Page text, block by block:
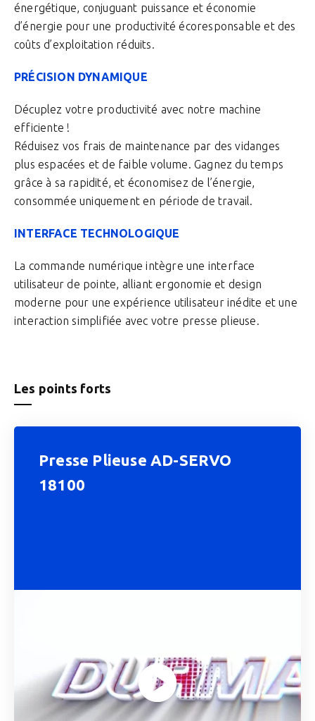
énergétique, conjuguant puissance et économie
d’énergie pour une productivité écoresponsable et des
coûts d’exploitation réduits.
PRÉCISION DYNAMIQUE
Décuplez votre productivité avec notre machine
efficiente !
Réduisez vos frais de maintenance par des vidanges
plus espacées et de faible volume. Gagnez du temps
grâce à sa rapidité, et économisez de l’énergie,
consommée uniquement en période de travail.
INTERFACE TECHNOLOGIQUE
La commande numérique intègre une interface
utilisateur de pointe, alliant ergonomie et design
moderne pour une expérience utilisateur inédite et une
interaction simplifiée avec votre presse plieuse.
Les points forts
Presse Plieuse AD-SERVO
18100